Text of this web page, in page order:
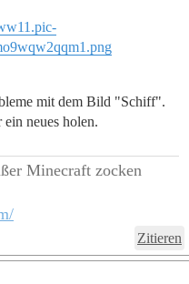
mit dem Bild "Schiff".
neues holen.
Minecraft zocken
Zitieren